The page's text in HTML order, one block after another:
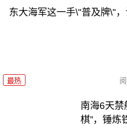
东大海军这一手\"普及牌\"，
最热
南海6天禁
棋”，锤炼